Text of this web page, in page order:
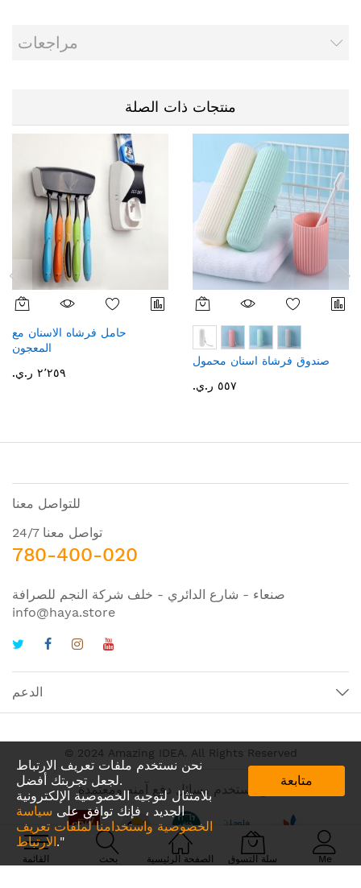
نحن نستخدم ملفات تعريف الارتباط
لجعل تجربتك أفضل.
بلامتثال لتوجيه الخصوصية الإلكترونية
الجديد ، فإنك توافق على سياسة
الخصوصية واستخدامنا لملفات تعريف
الارتباط."
متابعة
القائمة بحث الصفحة الرئيسية سلة التسوق Me
مراجعات
منتجات ذات الصلة
حامل فرشاه الاسنان مع
المعجون
٢٬٢٥٩ ر.ي.‏
صندوق فرشاة اسنان محمول
٥٥٧ ر.ي.‏
للتواصل معنا
تواصل معنا 24/7
780-400-020
صنعاء - شارع الدائري - خلف شركة النجم للصرافة
info@haya.store
الدعم
© 2024 Amazing IDEA. All Rights Reserved
نحن نستخدم وسائل دفع آمنه ومعتمدة